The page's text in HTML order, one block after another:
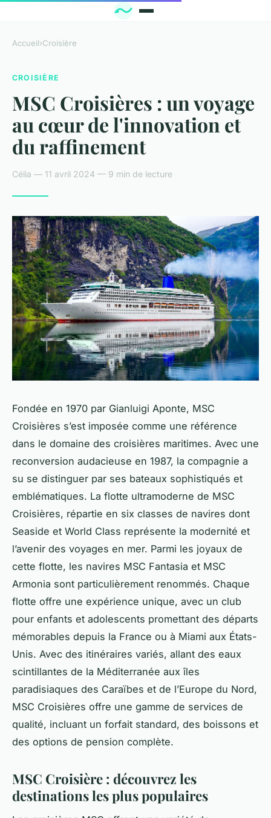
Accueil›Croisière
CROISIÈRE
MSC Croisières : un voyage
au cœur de l'innovation et
du raffinement
Célia — 11 avril 2024 — 9 min de lecture
Fondée en 1970 par Gianluigi Aponte, MSC
Croisières s’est imposée comme une référence
dans le domaine des croisières maritimes. Avec une
reconversion audacieuse en 1987, la compagnie a
su se distinguer par ses bateaux sophistiqués et
emblématiques. La flotte ultramoderne de MSC
Croisières, répartie en six classes de navires dont
Seaside et World Class représente la modernité et
l’avenir des voyages en mer. Parmi les joyaux de
cette flotte, les navires MSC Fantasia et MSC
Armonia sont particulièrement renommés. Chaque
flotte offre une expérience unique, avec un club
pour enfants et adolescents promettant des départs
mémorables depuis la France ou à Miami aux États-
Unis. Avec des itinéraires variés, allant des eaux
scintillantes de la Méditerranée aux îles
paradisiaques des Caraïbes et de l’Europe du Nord,
MSC Croisières offre une gamme de services de
qualité, incluant un forfait standard, des boissons et
des options de pension complète.
MSC Croisière : découvrez les
destinations les plus populaires